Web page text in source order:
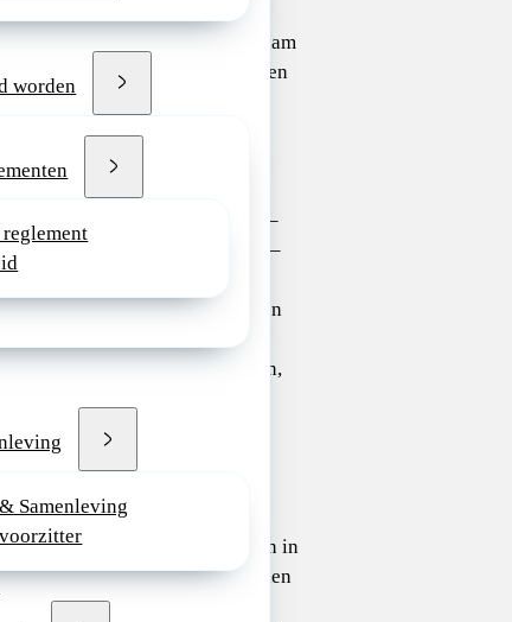
worden
Samenleving
Kinderarts Dichtbij in Rotterdam
en Den Haag. Met elkaar zetten
we ons in voor toegankelijke,
passende en preventieve
kindergeneeskunde, dichtbij
Het is onze visie dat elk kind –
ongeacht de omstandigheden –
gezonde toekomst. We geloven
samen te werken met gezinnen,
wijkprofessionals, kunnen
bijdragen aan het structureel
gezondheidsverschillen. Dat
doen we door gevestigd te zijn in
wijken waar kinderen opgroeien
in kwetsbare situaties. We